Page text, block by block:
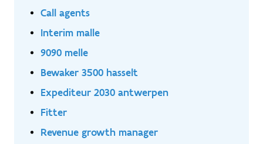
Call agents
Interim malle
9090 melle
Bewaker 3500 hasselt
Expediteur 2030 antwerpen
Fitter
Revenue growth manager